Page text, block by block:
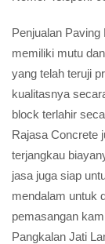
Penjualan
memiliki mutu
yang telah teruji
kualitasnya
block terlahir
Rajasa Concrete
terjangkau
jasa juga siap
mendalam untuk
pemasangan
Pangkalan Jati